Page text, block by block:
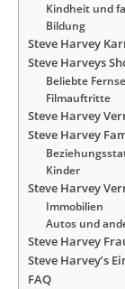
Kindheit und
Bildung
Steve Harvey
Steve Harveys
Beliebte
Filmauftritte
Steve Harvey
Steve Harvey
Kinder
Steve Harvey
Immobilien
Autos und
Steve Harvey
Steve Harvey’s
FAQ